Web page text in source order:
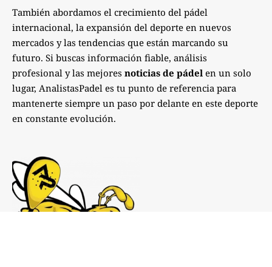
También abordamos el crecimiento del pádel
internacional, la expansión del deporte en nuevos
mercados y las tendencias que están marcando su
futuro. Si buscas información fiable, análisis
profesional y las mejores noticias de pádel en un solo
lugar, AnalistasPadel es tu punto de referencia para
mantenerte siempre un paso por delante en este deporte
en constante evolución.